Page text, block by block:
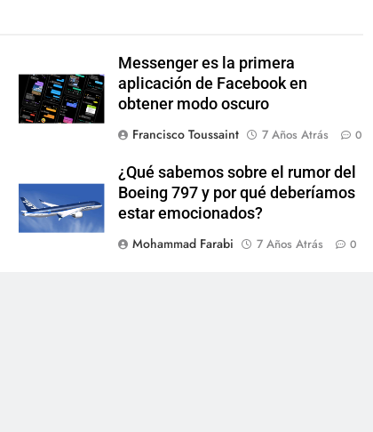
Messenger es la primera
aplicación de Facebook en
obtener modo oscuro
Francisco Toussaint
7 Años Atrás 0
¿Qué sabemos sobre el rumor del
Boeing 797 y por qué deberíamos
estar emocionados?
Mohammad Farabi
7 Años Atrás 0